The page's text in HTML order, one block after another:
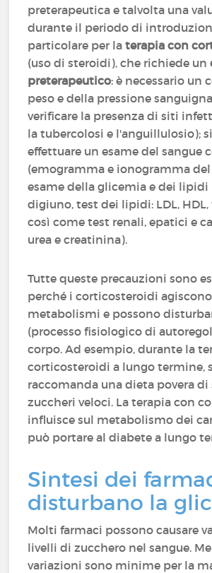
preterapeutica e talvolta una
durante il periodo di
particolare per laterapia con
(uso di steroidi), che richiede un
preterapeutico: è necessario un
peso e della pressione
verificare la presenza di siti
la tubercolosi e l'anguillulosio);
effettuare un esame del sangue
(emogramma e ionogramma del
esame della glicemia e dei lipidi
digiuno, test dei lipidi: LDL,
così come test renali, epatici e
urea e creatinina).
Tutte queste precauzioni sono
perché i corticosteroidi
metabolismi e possono
(processo fisiologico di
corpo. Ad esempio, durante la
corticosteroidi a lungo termine,
raccomanda una dieta povera di
zuccheri veloci. La terapia con
influisce sul metabolismo dei
può portare al diabete a lungo
Sintesi dei
disturbano la
Molti farmaci possono causare
livelli di zucchero nel sangue.
variazioni sono minime per la